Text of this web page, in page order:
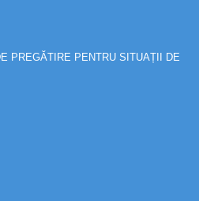
PREGĂTIRE PENTRU SITUAȚII DE